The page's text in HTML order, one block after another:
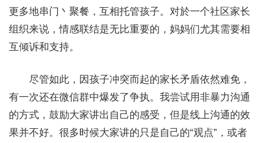
更多地串门丶聚餐，互相托管孩子。对於一个社区家长
组织来说，情感联结是无比重要的，妈妈们尤其需要相
互倾诉和支持。
尽管如此，因孩子冲突而起的家长矛盾依然难免，
有一次还在微信群中爆发了争执。我尝试用非暴力沟通
的方式，鼓励大家讲出自己的感受，但是线上沟通的效
果并不好。很多时候大家讲的只是自己的“观点”，或者